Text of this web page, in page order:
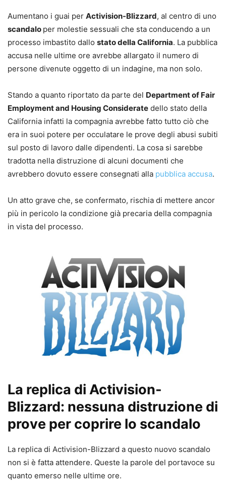
Aumentano i guai per Activision-Blizzard, al centro di uno
scandalo per molestie sessuali che sta conducendo a un
processo imbastito dallo stato della California. La pubblica
accusa nelle ultime ore avrebbe allargato il numero di
persone divenute oggetto di un indagine, ma non solo.
Stando a quanto riportato da parte del Department of Fair
Employment and Housing Considerate dello stato della
California infatti la compagnia avrebbe fatto tutto ciò che
era in suoi potere per occulatare le prove degli abusi subiti
sul posto di lavoro dalle dipendenti. La cosa si sarebbe
tradotta nella distruzione di alcuni documenti che
avrebbero dovuto essere consegnati alla pubblica accusa.
Un atto grave che, se confermato, rischia di mettere ancor
più in pericolo la condizione già precaria della compagnia
in vista del processo.
La replica di Activision-
Blizzard: nessuna distruzione di
prove per coprire lo scandalo
La replica di Activision-Blizzard a questo nuovo scandalo
non si è fatta attendere. Queste la parole del portavoce su
quanto emerso nelle ultime ore.